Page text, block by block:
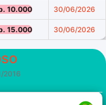
10.000 30/06/2026
15.000 30/06/2026
2016